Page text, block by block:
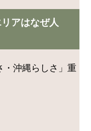
アはなぜ人
・沖縄らしさ」重